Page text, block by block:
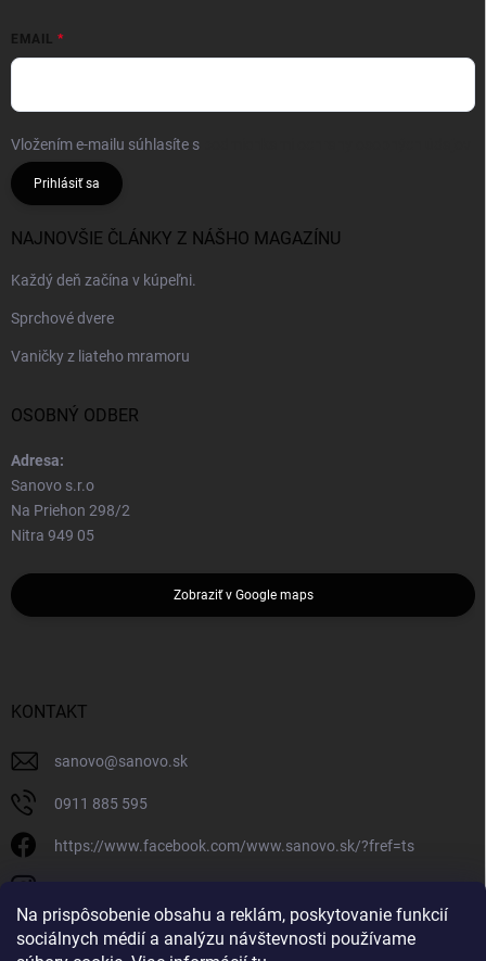
Na prispôsobenie obsahu a reklám, poskytovanie funkcií
sociálnych médií a analýzu návštevnosti používame
EMAIL
Vložením e-mailu súhlasíte s
Prihlásiť sa
NAJNOVŠIE ČLÁNKY Z NÁŠHO MAGAZÍNU
Každý deň začína v kúpeľni.
Sprchové dvere
Vaničky z liateho mramoru
OSOBNÝ ODBER
Adresa:
Sanovo s.r.o
Na Priehon 298/2
Nitra 949 05
Zobraziť v Google maps
KONTAKT
sanovo@sanovo.sk
0911 885 595
https://www.facebook.com/www.sanovo.sk/?fref=ts